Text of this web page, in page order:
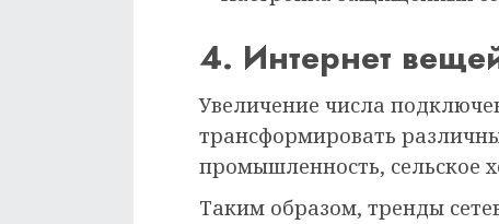
4. Интернет
Увеличение числа
трансформировать
промышленность, сельское
Таким образом, тренды